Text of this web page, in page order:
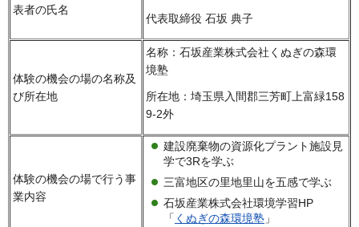
表者の氏名
代表取締役 石坂 典子
体験の機会の場の名称及
び所在地
名称：石坂産業株式会社くぬぎの森環
境塾
所在地：埼玉県入間郡三芳町上富緑158
9-2外
体験の機会の場で行う事
業内容
建設廃棄物の資源化プラント施設見
学で3Rを学ぶ
三富地区の里地里山を五感で学ぶ
石坂産業株式会社環境学習HP
「 くぬぎの森環境塾 」